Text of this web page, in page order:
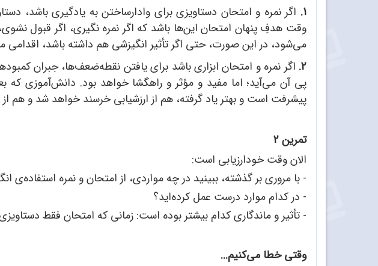
1. اگر نمره و امتحان دستاویزی برای وادارساختن به یادگیری
وقت هدفِ پنهان امتحان اینها باشد که اگر نمره نگیری، اگر قبول
میشود، در این صورت، حتی اگر تأثیر انگیزشی هم داشته باشد،
2. اگر نمره و امتحان ابزاری باشد برای یافتن نقطهضعفها، جبران
پی آن میآید؛ اما مفید و مؤثر و راهگشا خواهد بود. دانشآموزی که
پیشرفت است و بهتر یاد گرفته، هم از ارزشیابی خرسند خواهد شد و هم
تمرین 2
الان وقت خودارزیابی است:
- با مروری بر گذشته، ببینید در چه مواردی، از امتحان و نمره استفادهی
- در کدام موارد درست عمل کردهاید؟
- تأثیر و ماندگاری کدام بیشتر بوده است: زمانی که امتحان فقط
وقتی خطا میکنیم...